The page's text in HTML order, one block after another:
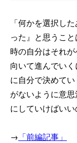
「何かを選択し
った』と思うこ
時の自分はそれ
向いて進んでい
に自分で決めて
がないように意
にしていけばいい
→ 「前編記事」